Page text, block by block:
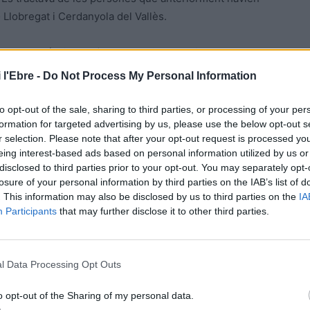
l'Ebre - Do Not Process My Personal Information
opt-out of the sale, sharing to third parties, or processing of your
for targeted advertising by us, please use the below opt-out
selection. Please note that after your opt-out request is processed
interest-based ads based on personal information utilized by us
to third parties prior to your opt-out. You may separately
of your personal information by third parties on the IAB’s list of
This information may also be disclosed by us to third parties on the
Participants that may further disclose it to other third parties.
Data Processing Opt Outs
opt-out of the Sharing of my personal data.
i Cerdanyola del Vallès.
Tortosa(Baix Ebre) el passat 25 de maig, en el qual el
representar un punt d’inflexió per a la banda. Els
anys, mentre que tres més van aconseguir fugir.
a la ciutat de Barcelona i a la localitat de
durant diversos dies, un d’ells en un bungalow
de juliol, els investigadors van concloure que els
en un domicili d’una localitat del Vallès Occidental.
els seus propòsits.
preparar un dispositiu especial que va culminar el
una dona en diferents municipis catalans. Així mateix,